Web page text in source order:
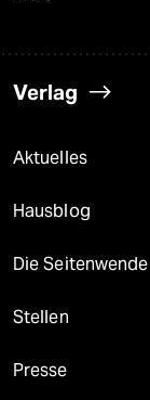
Verlag
Aktuelles
Hausblog
Die Seitenwende
Stellen
Presse